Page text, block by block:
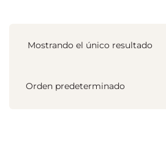
Mostrando el único resultado